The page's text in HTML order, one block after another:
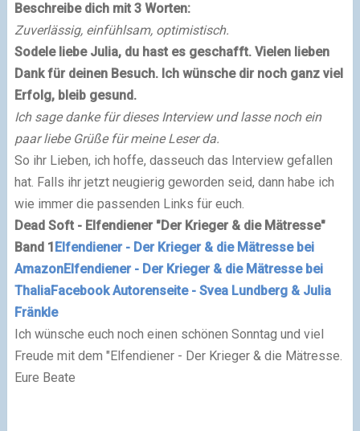
Beschreibe dich mit 3 Worten:
Zuverlässig, einfühlsam, optimistisch.
Sodele liebe Julia, du hast es geschafft. Vielen lieben
Dank für deinen Besuch. Ich wünsche dir noch ganz viel
Erfolg, bleib gesund.
Ich sage danke für dieses Interview und lasse noch ein
paar liebe Grüße für meine Leser da.
So ihr Lieben, ich hoffe, dasseuch das Interview gefallen
hat. Falls ihr jetzt neugierig geworden seid, dann habe ich
wie immer die passenden Links für euch.
Dead Soft - Elfendiener "Der Krieger & die Mätresse"
Band 1 Elfendiener - Der Krieger & die Mätresse bei
AmazonElfendiener - Der Krieger & die Mätresse bei
ThaliaFacebook Autorenseite - Svea Lundberg & Julia
Fränkle
Ich wünsche euch noch einen schönen Sonntag und viel
Freude mit dem "Elfendiener - Der Krieger & die Mätresse.
Eure Beate